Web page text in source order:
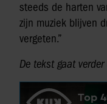
steeds de harten
zijn muziek blijven
vergeten.”
De tekst gaat